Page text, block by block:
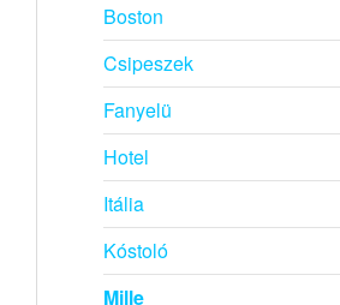
Boston
Csipeszek
Fanyelü
Hotel
Itália
Kóstoló
Mille